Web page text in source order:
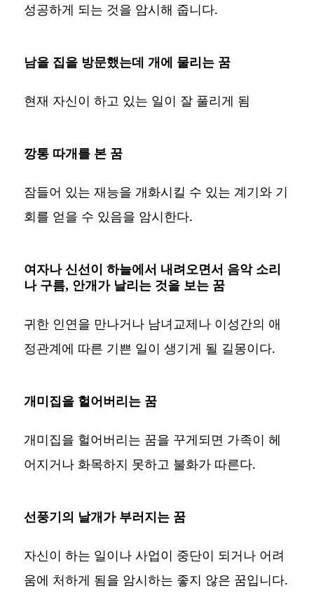
성공하게 되는 것을 암시해 줍니다.
남을 집을 방문했는데 개에 물리는 꿈
현재 자신이 하고 있는 일이 잘 풀리게 됨
깡통 따개를 본 꿈
잠들어 있는 재능을 개화시킬 수 있는 계기와 기
회를 얻을 수 있음을 암시한다.
여자나 신선이 하늘에서 내려오면서 음악 소리
나 구름, 안개가 날리는 것을 보는 꿈
귀한 인연을 만나거나 남녀교제나 이성간의 애
정관계에 따른 기쁜 일이 생기게 될 길몽이다.
개미집을 헐어버리는 꿈
개미집을 헐어버리는 꿈을 꾸게되면 가족이 헤
어지거나 화목하지 못하고 불화가 따른다.
선풍기의 날개가 부러지는 꿈
자신이 하는 일이나 사업이 중단이 되거나 어려
움에 처하게 됨을 암시하는 좋지 않은 꿈입니다.